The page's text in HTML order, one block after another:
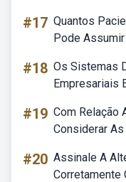
#17 Quantos
Pode
#18 Os Sistemas
Empresariais
#19 Com Relação
Considerar
#20 Assinale A
Corretamente